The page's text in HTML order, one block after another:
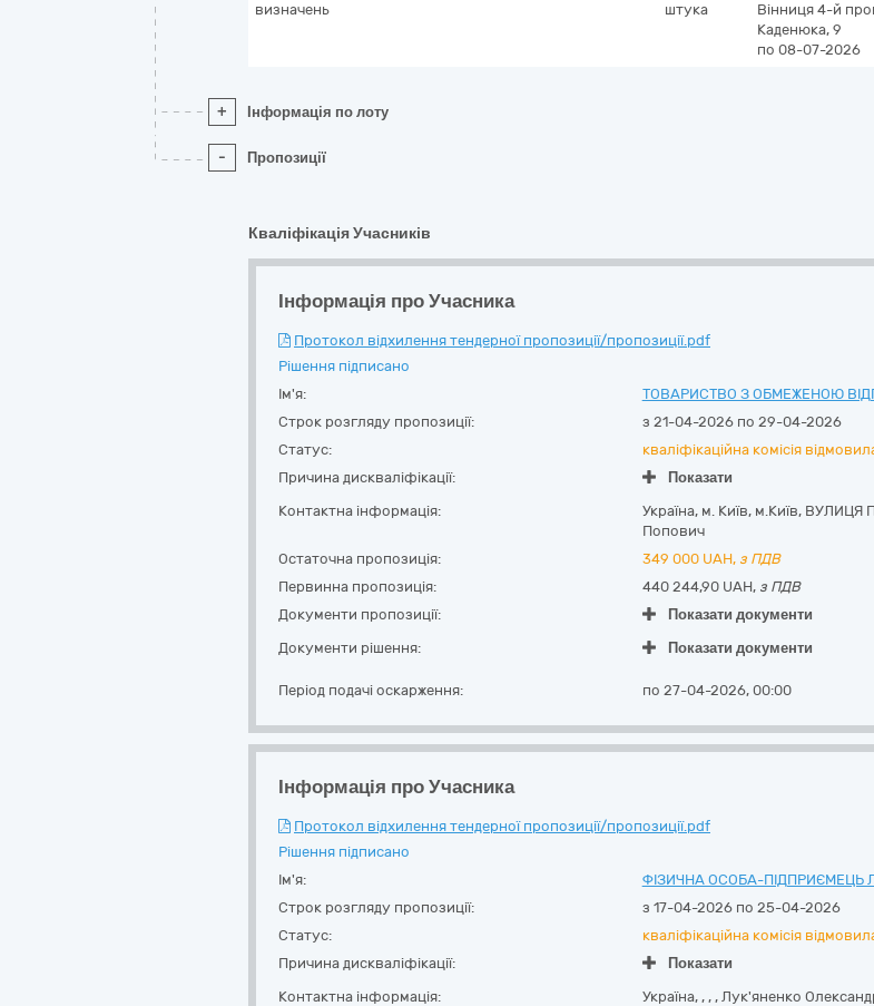
визначень
штука
Вінниця 4-й
Каденюка, 9
по 08-07-2026
+ Інформація по лоту
- Пропозиції
Кваліфікація Учасників
Інформація про Учасника
Протокол відхилення тендерної пропозиції/пропозиції.pdf
Рішення підписано
Ім'я:
ТОВАРИСТВО З ОБМЕЖЕНОЮ
Строк розгляду пропозиції:
з 21-04-2026 по 29-04-2026
Статус:
кваліфікаційна комісія
Причина дискваліфікації:
Показати
Контактна інформація:
Україна, м. Київ, м.Київ, ВУЛИЦЯ
Попович
Остаточна пропозиція:
349 000 UAH, з ПДВ
Первинна пропозиція:
440 244,90 UAH, з ПДВ
Документи пропозиції:
Показати документи
Документи рішення:
Показати документи
Період подачі оскарження: по 27-04-2026, 00:00
Інформація про Учасника
Протокол відхилення тендерної пропозиції/пропозиції.pdf
Рішення підписано
Ім'я:
ФІЗИЧНА ОСОБА-ПІДПРИЄМЕЦЬ
Строк розгляду пропозиції:
з 17-04-2026 по 25-04-2026
Статус:
кваліфікаційна комісія
Причина дискваліфікації:
Показати
Контактна інформація:
Україна, , , , Лук'яненко